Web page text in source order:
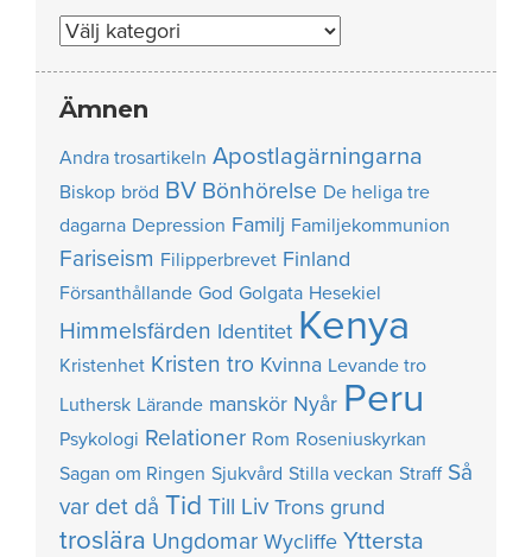
Nummer
Ämnen
Andra trosartikeln Apostlagärningarna
Biskop bröd BV Bönhörelse De heliga tre
dagarna Depression Familj Familjekommunion
Fariseism Filipperbrevet Finland
Försanthållande God Golgata Hesekiel
Himmelsfärden Identitet Kenya
Kristenhet Kristen tro Kvinna Levande tro
Luthersk Lärande manskör Nyår Peru
Psykologi Relationer Rom Roseniuskyrkan
Sagan om Ringen Sjukvård Stilla veckan Straff Så
var det då Tid Till Liv Trons grund
troslära Ungdomar Wycliffe Yttersta